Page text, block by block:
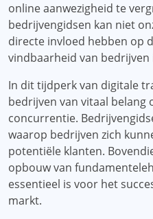
online aanwezigheid te
bedrijvengidsen kan niet
directe invloed hebben op
vindbaarheid van
In dit tijdperk van digitale
bedrijven van vitaal belang
concurrentie.
waarop bedrijven zich
potentiële klanten.
opbouw van
essentieel is voor het
markt.